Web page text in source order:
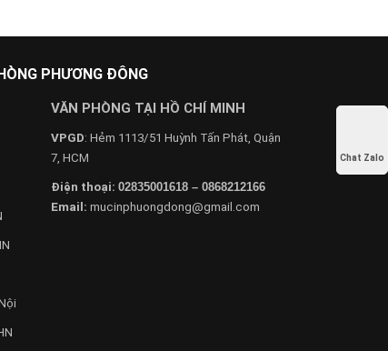
PHƯƠNG ĐÔNG
VĂN PHÒNG TẠI HỒ CHÍ MINH
VPGD: Hẻm 1113/51 Huỳnh Tấn Phát, Quận
7, HCM
Điện thoại: 02835001618 – 0868212166
Email: mucinphuongdong@gmail.com
Chat Zalo